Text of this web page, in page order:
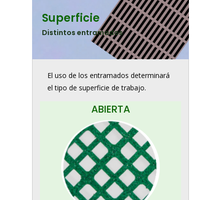
Superficie
Distintos entramados
El uso de los entramados determinará
el tipo de superficie de trabajo.
ABIERTA